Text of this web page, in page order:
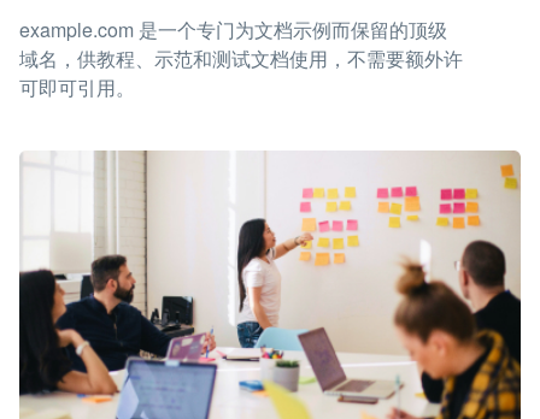
example.com 是一个专门为文档示例而保留的顶级
域名，供教程、示范和测试文档使用，不需要额外许
可即可引用。